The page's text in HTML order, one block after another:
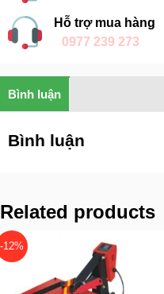
Hỗ trợ mua hàng
0977 239 273
Bình luận
Bình luận
Related products
-12%